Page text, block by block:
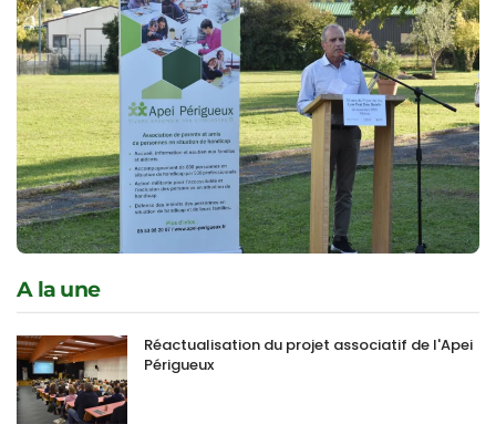
A la une
Réactualisation du projet associatif de l'Apei
Périgueux